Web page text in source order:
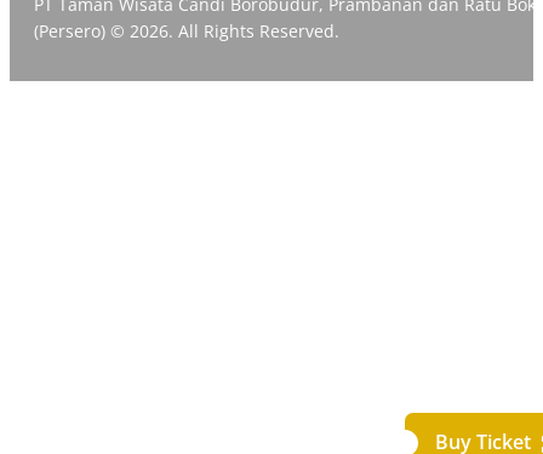
Buy Ticket
PT Taman Wisata Candi Borobudur, Prambanan dan Ratu
(Persero) © 2026. All Rights Reserved.